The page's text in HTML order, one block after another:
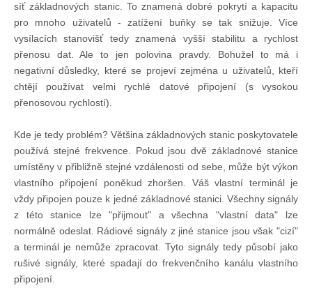
síť základnových stanic. To znamená dobré pokrytí a kapacitu
pro mnoho uživatelů - zatížení buňky se tak snižuje. Více
vysílacích stanovišť tedy znamená vyšší stabilitu a rychlost
přenosu dat. Ale to jen polovina pravdy. Bohužel to má i
negativní důsledky, které se projeví zejména u uživatelů, kteří
chtějí používat velmi rychlé datové připojení (s vysokou
přenosovou rychlostí).
Kde je tedy problém? Většina základnových stanic poskytovatele
používá stejné frekvence. Pokud jsou dvě základnové stanice
umístěny v přibližně stejné vzdálenosti od sebe, může být výkon
vlastního připojení poněkud zhoršen. Váš vlastní terminál je
vždy připojen pouze k jedné základnové stanici. Všechny signály
z této stanice lze "přijmout" a všechna "vlastní data" lze
normálně odeslat. Rádiové signály z jiné stanice jsou však "cizí"
a terminál je nemůže zpracovat. Tyto signály tedy působí jako
rušivé signály, které spadají do frekvenčního kanálu vlastního
připojení.